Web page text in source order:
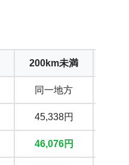
200km未満
同一地方
45,338円
46,076円